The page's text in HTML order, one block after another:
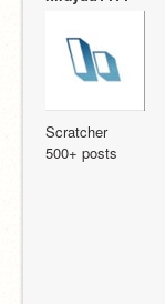
Scratcher
500+ posts